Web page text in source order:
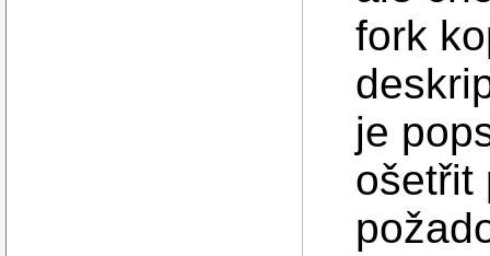
fork
je
ošetřit